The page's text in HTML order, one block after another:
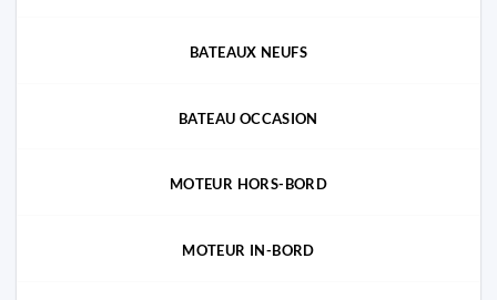
BATEAUX NEUFS
BATEAU OCCASION
MOTEUR HORS-BORD
MOTEUR IN-BORD